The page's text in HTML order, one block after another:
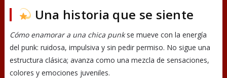
Una historia que se siente
Cómo enamorar a una chica punkse mueve con la energía
del punk: ruidosa, impulsiva y sin pedir permiso. No sigue una
estructura clásica; avanza como una mezcla de sensaciones,
colores y emociones juveniles.